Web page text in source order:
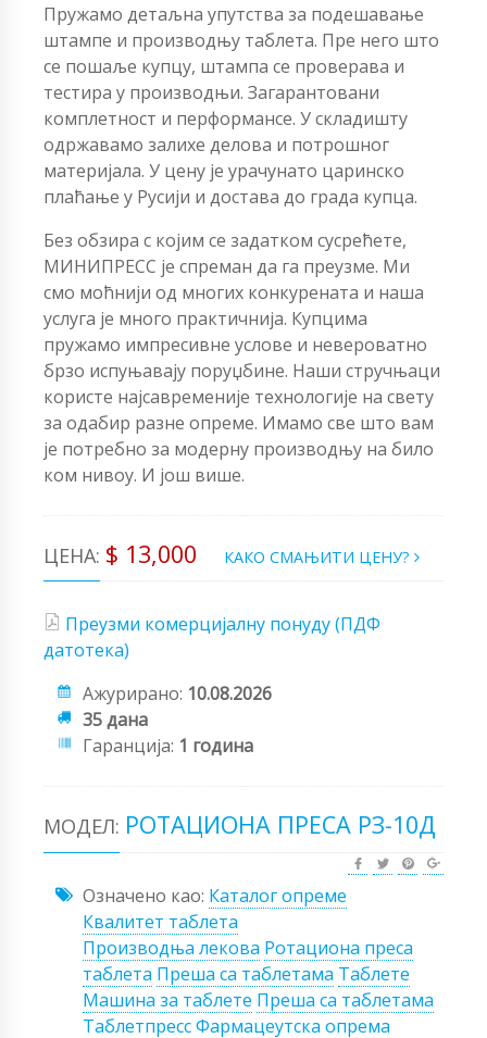
Пружамо детаљна упутства за подешавање
штампе и производњу таблета. Пре него што
се пошаље купцу, штампа се проверава и
тестира у производњи. Загарантовани
комплетност и перформансе. У складишту
одржавамо залихе делова и потрошног
материјала. У цену је урачунато царинско
плаћање у Русији и достава до града купца.
Без обзира с којим се задатком сусрећете,
МИНИПРЕСС је спреман да га преузме. Ми
смо моћнији од многих конкурената и наша
услуга је много практичнија. Купцима
пружамо импресивне услове и невероватно
брзо испуњавају поруџбине. Наши стручњаци
користе најсавременије технологије на свету
за одабир разне опреме. Имамо све што вам
је потребно за модерну производњу на било
ком нивоу. И још више.
ЦЕНА: $ 13,000 КАКО СМАЊИТИ ЦЕНУ?
Преузми комерцијалну понуду (ПДФ
датотека)
Ажурирано: 10.08.2026
35 дана
Гаранција: 1 година
МОДЕЛ: РОТАЦИОНА ПРЕСА РЗ-10Д
Означено као: Каталог опреме
Квалитет таблета
Производња лекова Ротациона преса
таблета Преша са таблетама Таблете
Машина за таблете Преша са таблетама
ТаблетпрессФармацеутска опрема